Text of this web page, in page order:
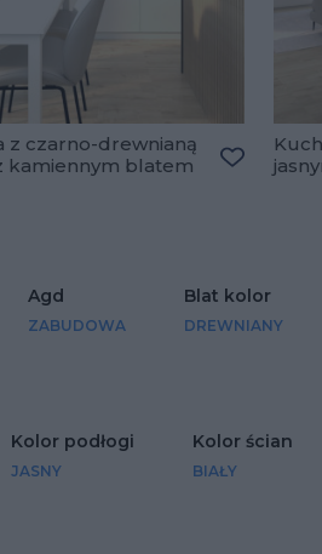
z czarno-drewnianą
kamiennym blatem
Agd
ZABUDOWA
Blat kolor
DREWNIANY
Kolor podłogi
JASNY
Kolor ścian
BIAŁY